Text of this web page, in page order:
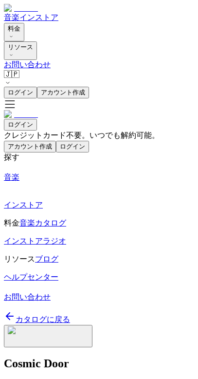
音楽インストア
料金
リソース
お問い合わせ
🇯🇵
ログイン アカウント作成
ログイン
クレジットカード不要。いつでも解約可能。
アカウント作成 ログイン
探す
音楽
インストア
料金音楽カタログ
インストアラジオ
リソースブログ
ヘルプセンター
お問い合わせ
カタログに戻る
Cosmic Door